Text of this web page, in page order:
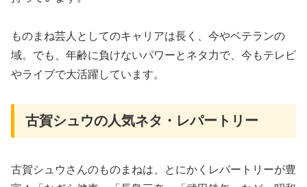
ものまね芸人としてのキャリアは長く、今やベテランの
域。でも、年齢に負けないパワーとネタ力で、今もテレビ
やライブで大活躍しています。
古賀シュウの人気ネタ・レパートリー
古賀シュウさんのものまねは、とにかくレパートリーが豊